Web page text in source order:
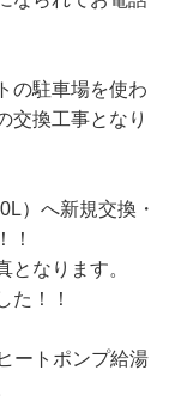
の駐車場を使わ
交換工事となり
）へ新規交換・
！
なります。
た！！
ートポンプ給湯